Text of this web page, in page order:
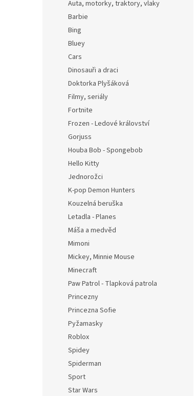
Auta, motorky, traktory, vlaky
Barbie
Bing
Bluey
Cars
Dinosauři a draci
Doktorka Plyšáková
Filmy, seriály
Fortnite
Frozen - Ledové království
Gorjuss
Houba Bob - Spongebob
Hello Kitty
Jednorožci
K-pop Demon Hunters
Kouzelná beruška
Letadla - Planes
Máša a medvěd
Mimoni
Mickey, Minnie Mouse
Minecraft
Paw Patrol - Tlapková patrola
Princezny
Princezna Sofie
Pyžamasky
Roblox
Spidey
Spiderman
Sport
Star Wars